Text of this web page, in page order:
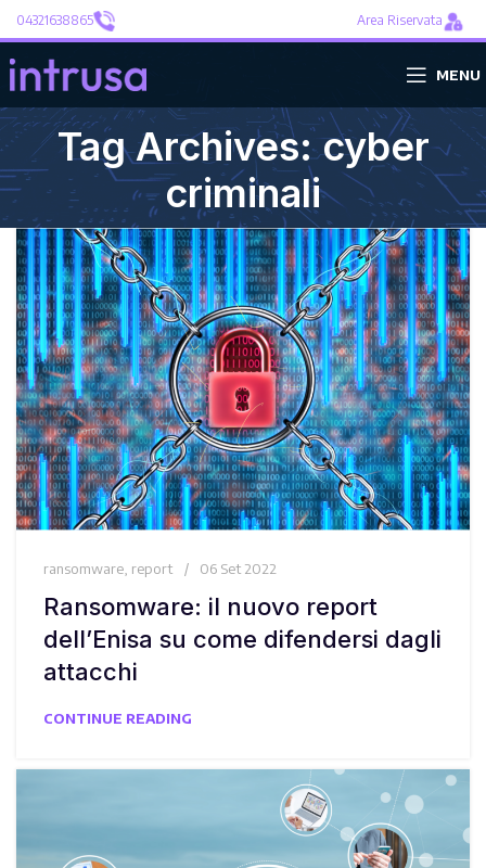
04321638865 Area Riservata
MENU
Tag Archives: cyber
criminali
ransomware report 06 Set 2022
Ransomware: il nuovo report
dell’Enisa su come difendersi dagli
attacchi
CONTINUE READING